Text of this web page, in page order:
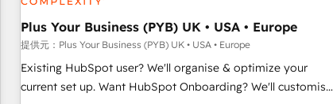
performance. - Multi-object CRM migration, cleanup, and
implementation. - Pre-built and custom integrations across
your full tech stack. - Custom object setup, CMS builds, and
full-funnel automation. - Dashboards, lifecycle campaigns,
and lead nurturing sequences. - Cross-hub setup across
Plus Your Business (PYB) UK • USA • Europe
提供元：Plus Your Business (PYB) UK • USA • Europe
Existing HubSpot user? We'll organise & optimize your
current set up. Want HubSpot Onboarding? We'll customise